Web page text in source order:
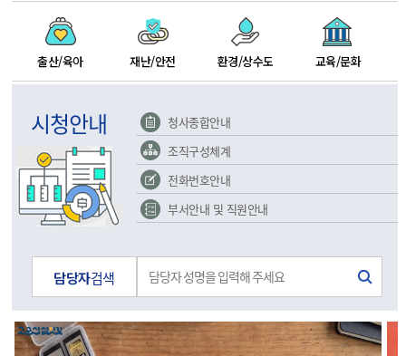
출산/육아 재난/안전 환경/상수도 교육/문화
시청안내
청사종합안내
조직구성체계
전화번호안내
부서안내 및 직원안내
담당자검색